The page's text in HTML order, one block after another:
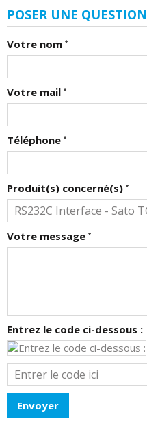
POSER UNE
Votre nom *
Votre mail *
Téléphone *
Produit(s) concerné(s) *
Votre message *
Entrez le code ci-dessous :
Envoyer